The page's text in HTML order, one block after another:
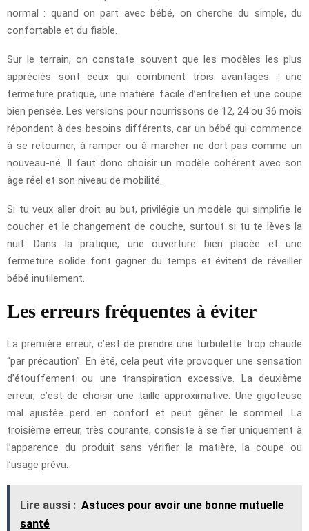
normal : quand on part avec bébé, on cherche du simple, du
confortable et du fiable.
Sur le terrain, on constate souvent que les modèles les plus
appréciés sont ceux qui combinent trois avantages : une
fermeture pratique, une matière facile d’entretien et une coupe
bien pensée. Les versions pour nourrissons de 12, 24 ou 36 mois
répondent à des besoins différents, car un bébé qui commence
à se retourner, à ramper ou à marcher ne dort pas comme un
nouveau-né. Il faut donc choisir un modèle cohérent avec son
âge réel et son niveau de mobilité.
Si tu veux aller droit au but, privilégie un modèle qui simplifie le
coucher et le changement de couche, surtout si tu te lèves la
nuit. Dans la pratique, une ouverture bien placée et une
fermeture solide font gagner du temps et évitent de réveiller
bébé inutilement.
Les erreurs fréquentes à éviter
La première erreur, c’est de prendre une turbulette trop chaude
“par précaution”. En été, cela peut vite provoquer une sensation
d’étouffement ou une transpiration excessive. La deuxième
erreur, c’est de choisir une taille approximative. Une gigoteuse
mal ajustée perd en confort et peut gêner le sommeil. La
troisième erreur, très courante, consiste à se fier uniquement à
l’apparence du produit sans vérifier la matière, la coupe ou
l’usage prévu.
Lire aussi : Astuces pour avoir une bonne mutuelle
santé